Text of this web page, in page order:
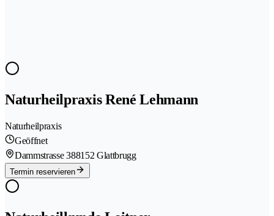
Naturheilpraxis René Lehmann
Naturheilpraxis
Geöffnet
Dammstrasse 388152 Glattbrugg
Termin reservieren